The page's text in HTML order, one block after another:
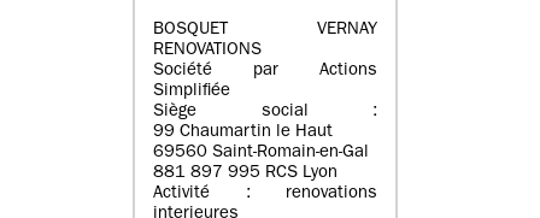
BOSQUET VERNAY
RENOVATIONS
Société par Actions
Simplifiée
Siège social :
99 Chaumartin le Haut
69560 Saint-Romain-en-Gal
881 897 995 RCS Lyon
Activité : renovations